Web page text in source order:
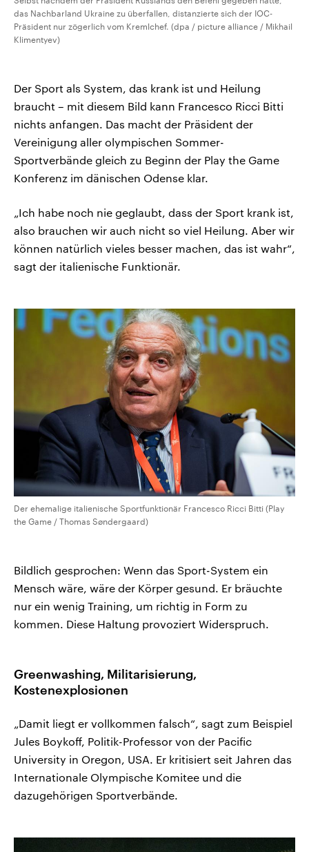
das Nachbarland Ukraine zu überfallen, distanzierte sich der IOC-
Präsident nur zögerlich vom Kremlchef. (dpa / picture alliance / Mikhail
Klimentyev)
Der Sport als System, das krank ist und Heilung
braucht – mit diesem Bild kann Francesco Ricci Bitti
nichts anfangen. Das macht der Präsident der
Vereinigung aller olympischen Sommer-
Sportverbände gleich zu Beginn der Play the Game
Konferenz im dänischen Odense klar.
„Ich habe noch nie geglaubt, dass der Sport krank ist,
also brauchen wir auch nicht so viel Heilung. Aber wir
können natürlich vieles besser machen, das ist wahr“,
sagt der italienische Funktionär.
Der ehemalige italienische Sportfunktionär Francesco Ricci Bitti (Play
the Game / Thomas Søndergaard)
Bildlich gesprochen: Wenn das Sport-System ein
Mensch wäre, wäre der Körper gesund. Er bräuchte
nur ein wenig Training, um richtig in Form zu
kommen. Diese Haltung provoziert Widerspruch.
Greenwashing, Militarisierung,
Kostenexplosionen
„Damit liegt er vollkommen falsch“, sagt zum Beispiel
Jules Boykoff, Politik-Professor von der Pacific
University in Oregon, USA. Er kritisiert seit Jahren das
Internationale Olympische Komitee und die
dazugehörigen Sportverbände.